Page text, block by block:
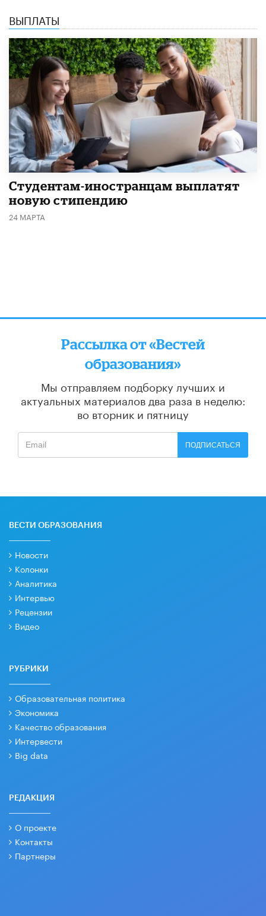
ВЫПЛАТЫ
Студентам-иностранцам выплатят
новую стипендию
24 МАРТА
Рассылка от «Вестей
образования»
Мы отправляем подборку лучших и
актуальных материалов два раза в неделю:
во вторник и пятницу
ПОДПИСАТЬСЯ
ВЕСТИ ОБРАЗОВАНИЯ
Новости
Колонки
Аналитика
Интервью
Рецензии
Видео
РУБРИКИ
Образовательная политика
Экономика
Качество образования
Интервести
Big data
РЕДАКЦИЯ
О проекте
Контакты
Партнеры